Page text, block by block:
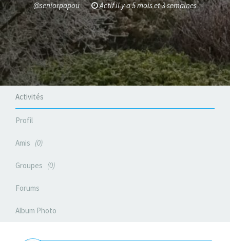
@seniorpapou Actif il y a 5 mois et 3 semaines
Activités
Profil
Amis 0
Groupes 0
Forums
Album Photo